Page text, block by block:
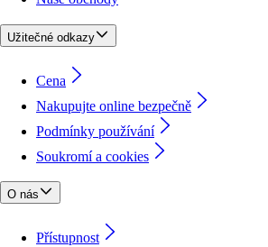
Užitečné odkazy
Cena
Nakupujte online bezpečně
Podmínky používání
Soukromí a cookies
O nás
Přístupnost